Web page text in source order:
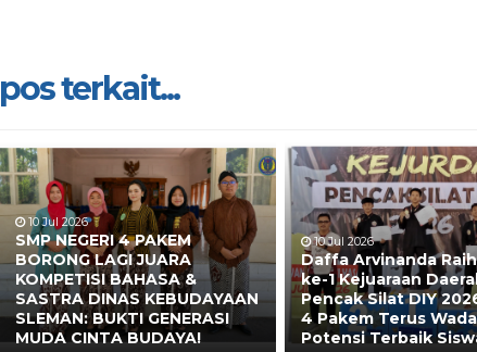
pos terkait...
10 Jul 2026
SMP NEGERI 4 PAKEM
BORONG LAGI JUARA
KOMPETISI BAHASA &
SASTRA DINAS KEBUDAYAAN
SLEMAN: BUKTI GENERASI
MUDA CINTA BUDAYA!
10 Jul 2026
Daffa Arvinanda
ke-1 Kejuaraan
Pencak Silat DIY
4 Pakem Terus
Potensi Terbaik